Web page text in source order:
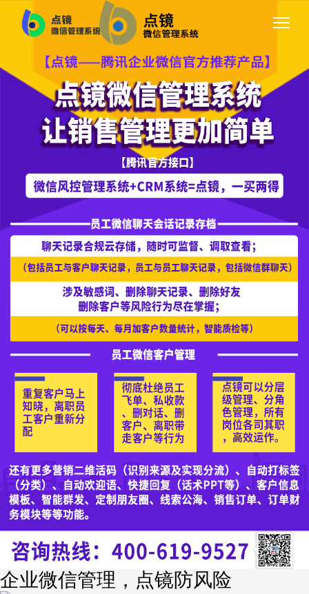
企业微信管理，点镜防风险